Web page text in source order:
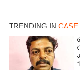
TRENDING IN CASE